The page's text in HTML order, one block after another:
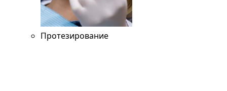
Протезирование